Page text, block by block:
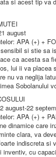
august
APA (+) +
si stie sa
ca acesta sa
lui ii va placea
nu va neglija
Sobolanului
august-22
APA (+) +
dinamice care
clara, va
indiscreta si
inventiv, cu